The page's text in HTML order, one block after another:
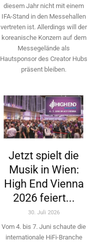
diesem Jahr nicht mit einem
IFA-Stand in den Messehallen
vertreten ist. Allerdings will ­der
koreanische Konzern auf dem
Messegelände als
Hautsponsor des Creator Hubs
präsent bleiben.
Jetzt spielt die
Musik in Wien:
High End Vienna
2026 feiert...
30. Juli 2026
Vom 4. bis 7. Juni schaute die
internationale HiFi-Branche